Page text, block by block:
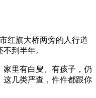
旗大桥两旁的人行道
到半年。
里有白叟、有孩子，仍
这几类严查，件件都跟你